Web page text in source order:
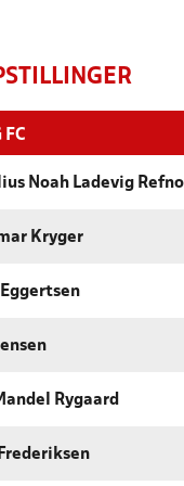
FC
Noah Ladevig
Kryger
Rygaard